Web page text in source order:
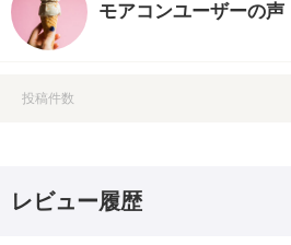
モアコンユーザーの声
投稿件数
レビュー履歴